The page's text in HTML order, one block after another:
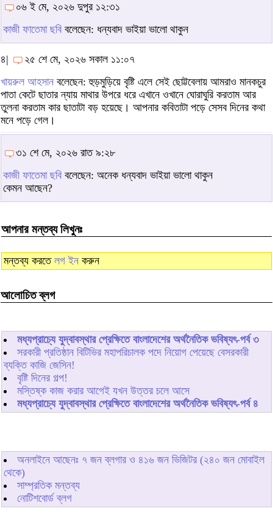
০৬ ই মে, ২০২৬ দুপুর ১২:৩১
কাজী ফাতেমা ছবি বলেছেন: ধন্যবাদ ভাইয়া ভালো থাকুন
৪|
২৫ শে মে, ২০২৬ সকাল ১১:০৭
খায়রুল আহসান বলেছেন: হুড়মুড়িয়ে বৃষ্টি এলে সেই ছোট্টবেলায় আমরাও মানকচুর
পাতা কেটে ছাতার ন্যায় মাথার উপরে ধরে এখানে ওখানে ঘোরাঘুরি করতাম আর
তুলনা করতাম কার ছাতাটা বড় হয়েছে। আপনার কবিতাটা পড়ে সেসব দিনের কথা
মনে পড়ে গেল।
৩১ শে মে, ২০২৬ রাত ৯:২৮
কাজী ফাতেমা ছবি বলেছেন: অনেক ধন্যবাদ ভাইয়া ভালো থাকুন
কেমন আছেন?
আপনার মন্তব্য লিখুনঃ
মন্তব্য করতে লগ ইন করুন
আলোচিত ব্লগ
মধ্যপ্রাচ্যে যুদ্বাবস্থার প্রেক্ষিতে বাংলাদেশের অর্থনৈতিক ভবিষ্যৎ-পর্ব ৩
সরকারী প্রতিষ্ঠান বিটিভির মহাপরিচালক পদে নিয়োগ পেয়েছে বেসরকারী
ব্যক্তি কাজি জেসিন!
বৃষ্টি দিনের গল্প!
মস্তিষ্ক কাজ করার আগেই যখন উত্তর চলে আসে
মধ্যপ্রাচ্যে যুদ্বাবস্থার প্রেক্ষিতে বাংলাদেশের অর্থনৈতিক ভবিষ্যৎ-পর্ব ৪
অনলাইনে আছেনঃ ৭ জন ব্লগার ও ৪১৬ জন ভিজিটর (২৪০ জন মোবাইল
থেকে)
সাম্প্রতিক মন্তব্য
নোটিশবোর্ড ব্লগ